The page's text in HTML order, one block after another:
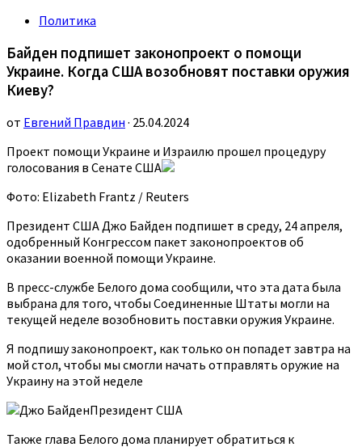
Политика
Байден подпишет законопроект о помощи
Украине. Когда США возобновят поставки оружия
Киеву?
от Евгений Правдин · 25.04.2024
Проект помощи Украине и Израилю прошел процедуру
голосования в Сенате США
Фото: Elizabeth Frantz / Reuters
Президент США Джо Байден подпишет в среду, 24 апреля,
одобренный Конгрессом пакет законопроектов об
оказании военной помощи Украине.
В пресс-службе Белого дома сообщили, что эта дата была
выбрана для того, чтобы Соединенные Штаты могли на
текущей неделе возобновить поставки оружия Украине.
Я подпишу законопроект, как только он попадет завтра на
мой стол, чтобы мы смогли начать отправлять оружие на
Украину на этой неделе
Джо БайденПрезидент США
Также глава Белого дома планирует обратиться к